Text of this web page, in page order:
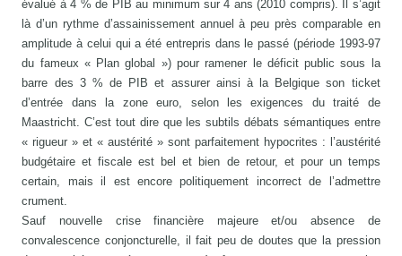
évalué à 4 % de PIB au minimum sur 4 ans (2010 compris). Il s’agit
là d’un rythme d’assainissement annuel à peu près comparable en
amplitude à celui qui a été entrepris dans le passé (période 1993-97
du fameux « Plan global ») pour ramener le déficit public sous la
barre des 3 % de PIB et assurer ainsi à la Belgique son ticket
d’entrée dans la zone euro, selon les exigences du traité de
Maastricht. C’est tout dire que les subtils débats sémantiques entre
« rigueur » et « austérité » sont parfaitement hypocrites : l’austérité
budgétaire et fiscale est bel et bien de retour, et pour un temps
certain, mais il est encore politiquement incorrect de l’admettre
crument.
Sauf nouvelle crise financière majeure et/ou absence de
convalescence conjoncturelle, il fait peu de doutes que la pression